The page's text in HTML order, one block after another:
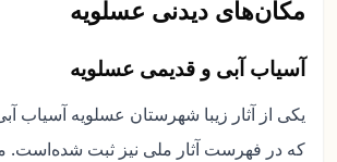
مکان‌های دیدنی عسلویه
آسیاب آبی و قدیمی عسلویه
یکی از آثار زیبا شهرستان عسلویه آسیاب
که در فهرست آثار ملی نیز ثبت شده‌است.